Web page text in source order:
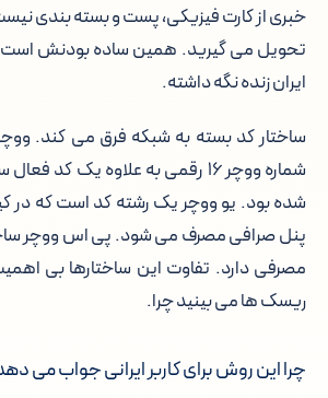
خبری از کارت فیزیکی، پست و بسته بندی
تحویل می گیرید. همین ساده بودنش است
ایران زنده نگه داشته.
ساختار کد بسته به شبکه فرق می کند.
شده بود. یو ووچر یک رشته کد است که در
پنل صرافی مصرف می شود. پی اس ووچر
مصرفی دارد. تفاوت این ساختارها بی
ریسک ها می بینید چرا.
چرا این روش برای کاربر ایرانی جواب می